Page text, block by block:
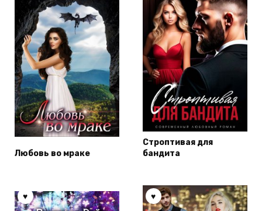
Любовь во мраке
Строптивая для
бандита